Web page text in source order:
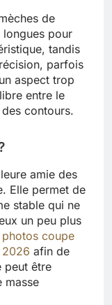
de
longues pour
tandis
parfois
aspect trop
entre le
contours.
amie des
Elle permet de
stable qui ne
un peu plus
photos coupe
2026 afin de
peut être
masse